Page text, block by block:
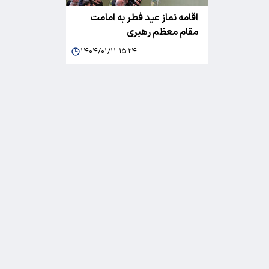
اقامه نماز عید فطر به امامت
مقام معظم رهبری
۱۴۰۴/۰۱/۱۱ ۱۵:۲۴